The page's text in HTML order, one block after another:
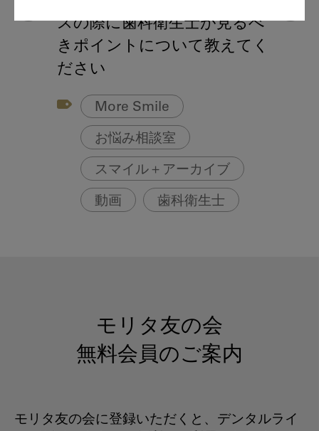
スの際に歯科衛生士が見るべ
きポイントについて教えてく
ださい
More Smile
お悩み相談室
スマイル＋アーカイブ
動画 歯科衛生士
モリタ友の会
無料会員のご案内
モリタ友の会に登録いただくと、デンタルライ